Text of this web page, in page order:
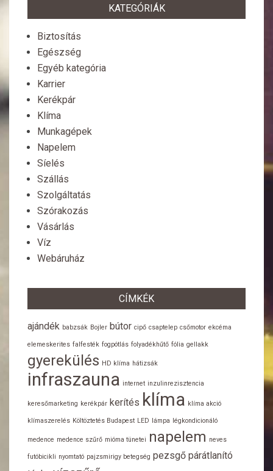
KATEGÓRIÁK
Biztosítás
Egészség
Egyéb kategória
Karrier
Kerékpár
Klíma
Munkagépek
Napelem
Síelés
Szállás
Szolgáltatás
Szórakozás
Vásárlás
Víz
Webáruház
CÍMKÉK
ajándék babzsák Bojler bútor cipő csaptelep csőmotor ekcéma
elemeskerites falfesték fogpótlás folyadékhűtő fólia gellakk
gyerekülés HD klíma hátizsák
infraszauna internet inzulinrezisztencia
keresőmarketing kerékpár kerítés klíma klíma akció
klímaszerelés Költöztetés Budapest LED lámpa légkondicionáló
medence medence szűrő mióma tünetei napelem neves
futóbicikli nyomtató pajzsmirigy betegség pezsgő párátlanító